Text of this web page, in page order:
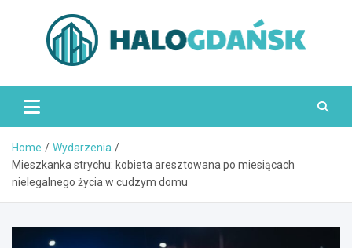
HaloGdańsk.pl
Home
Wydarzenia
Mieszkanka strychu: kobieta aresztowana po miesiącach
nielegalnego życia w cudzym domu